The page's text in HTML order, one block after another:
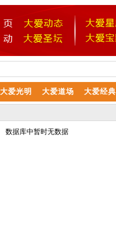
大爱光明 大爱道场 大爱经典
数据库中暂时无数据